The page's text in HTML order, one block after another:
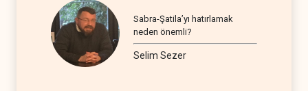
Sabra-Şatila’yı hatırlamak
neden önemli?
Selim Sezer